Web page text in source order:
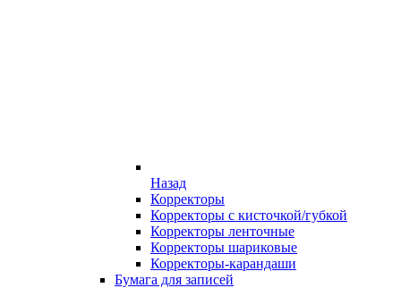
Назад
Корректоры
Корректоры с кисточкой/губкой
Корректоры ленточные
Корректоры шариковые
Корректоры-карандаши
Бумага для записей